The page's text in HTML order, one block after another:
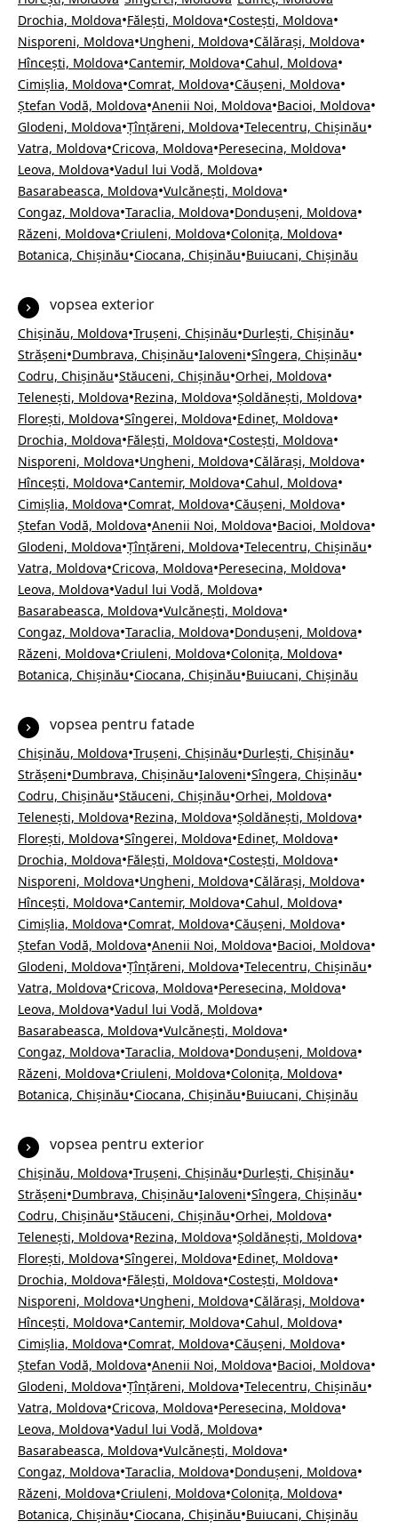
Drochia, Moldova•Fălești, Moldova•Costești, Moldova•
Nisporeni, Moldova•Ungheni, Moldova•Călărași, Moldova•
Hîncești, Moldova•Cantemir, Moldova•Cahul, Moldova•
Cimișlia, Moldova•Comrat, Moldova•Căușeni, Moldova•
Ștefan Vodă, Moldova•Anenii Noi, Moldova•Bacioi, Moldova•
Glodeni, Moldova•Țînțăreni, Moldova•Telecentru, Chișinău•
Vatra, Moldova•Cricova, Moldova•Peresecina, Moldova•
Leova, Moldova•Vadul lui Vodă, Moldova•
Basarabeasca, Moldova•Vulcănești, Moldova•
Congaz, Moldova•Taraclia, Moldova•Dondușeni, Moldova•
Răzeni, Moldova•Criuleni, Moldova•Colonița, Moldova•
Botanica, Chișinău•Ciocana, Chișinău•Buiucani, Chișinău
vopsea exterior
Chișinău, Moldova•Trușeni, Chișinău•Durlești, Chișinău•
Strășeni•Dumbrava, Chișinău•Ialoveni•Sîngera, Chișinău•
Codru, Chișinău•Stăuceni, Chișinău•Orhei, Moldova•
Telenești, Moldova•Rezina, Moldova•Șoldănești, Moldova•
Florești, Moldova•Sîngerei, Moldova•Edineț, Moldova•
Drochia, Moldova•Fălești, Moldova•Costești, Moldova•
Nisporeni, Moldova•Ungheni, Moldova•Călărași, Moldova•
Hîncești, Moldova•Cantemir, Moldova•Cahul, Moldova•
Cimișlia, Moldova•Comrat, Moldova•Căușeni, Moldova•
Ștefan Vodă, Moldova•Anenii Noi, Moldova•Bacioi, Moldova•
Glodeni, Moldova•Țînțăreni, Moldova•Telecentru, Chișinău•
Vatra, Moldova•Cricova, Moldova•Peresecina, Moldova•
Leova, Moldova•Vadul lui Vodă, Moldova•
Basarabeasca, Moldova•Vulcănești, Moldova•
Congaz, Moldova•Taraclia, Moldova•Dondușeni, Moldova•
Răzeni, Moldova•Criuleni, Moldova•Colonița, Moldova•
Botanica, Chișinău•Ciocana, Chișinău•Buiucani, Chișinău
vopsea pentru fatade
Chișinău, Moldova•Trușeni, Chișinău•Durlești, Chișinău•
Strășeni•Dumbrava, Chișinău•Ialoveni•Sîngera, Chișinău•
Codru, Chișinău•Stăuceni, Chișinău•Orhei, Moldova•
Telenești, Moldova•Rezina, Moldova•Șoldănești, Moldova•
Florești, Moldova•Sîngerei, Moldova•Edineț, Moldova•
Drochia, Moldova•Fălești, Moldova•Costești, Moldova•
Nisporeni, Moldova•Ungheni, Moldova•Călărași, Moldova•
Hîncești, Moldova•Cantemir, Moldova•Cahul, Moldova•
Cimișlia, Moldova•Comrat, Moldova•Căușeni, Moldova•
Ștefan Vodă, Moldova•Anenii Noi, Moldova•Bacioi, Moldova•
Glodeni, Moldova•Țînțăreni, Moldova•Telecentru, Chișinău•
Vatra, Moldova•Cricova, Moldova•Peresecina, Moldova•
Leova, Moldova•Vadul lui Vodă, Moldova•
Basarabeasca, Moldova•Vulcănești, Moldova•
Congaz, Moldova•Taraclia, Moldova•Dondușeni, Moldova•
Răzeni, Moldova•Criuleni, Moldova•Colonița, Moldova•
Botanica, Chișinău•Ciocana, Chișinău•Buiucani, Chișinău
vopsea pentru exterior
Chișinău, Moldova•Trușeni, Chișinău•Durlești, Chișinău•
Strășeni•Dumbrava, Chișinău•Ialoveni•Sîngera, Chișinău•
Codru, Chișinău•Stăuceni, Chișinău•Orhei, Moldova•
Telenești, Moldova•Rezina, Moldova•Șoldănești, Moldova•
Florești, Moldova•Sîngerei, Moldova•Edineț, Moldova•
Drochia, Moldova•Fălești, Moldova•Costești, Moldova•
Nisporeni, Moldova•Ungheni, Moldova•Călărași, Moldova•
Hîncești, Moldova•Cantemir, Moldova•Cahul, Moldova•
Cimișlia, Moldova•Comrat, Moldova•Căușeni, Moldova•
Ștefan Vodă, Moldova•Anenii Noi, Moldova•Bacioi, Moldova•
Glodeni, Moldova•Țînțăreni, Moldova•Telecentru, Chișinău•
Vatra, Moldova•Cricova, Moldova•Peresecina, Moldova•
Leova, Moldova•Vadul lui Vodă, Moldova•
Basarabeasca, Moldova•Vulcănești, Moldova•
Congaz, Moldova•Taraclia, Moldova•Dondușeni, Moldova•
Răzeni, Moldova•Criuleni, Moldova•Colonița, Moldova•
Botanica, Chișinău•Ciocana, Chișinău•Buiucani, Chișinău